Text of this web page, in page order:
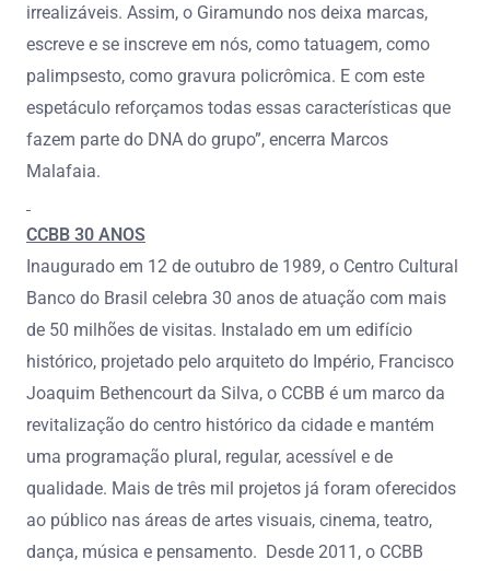
irrealizáveis. Assim, o Giramundo nos deixa marcas,
escreve e se inscreve em nós, como tatuagem, como
palimpsesto, como gravura policrômica. E com este
espetáculo reforçamos todas essas características que
fazem parte do DNA do grupo”, encerra Marcos
Malafaia.
CCBB 30 ANOS
Inaugurado em 12 de outubro de 1989, o Centro Cultural
Banco do Brasil celebra 30 anos de atuação com mais
de 50 milhões de visitas. Instalado em um edifício
histórico, projetado pelo arquiteto do Império, Francisco
Joaquim Bethencourt da Silva, o CCBB é um marco da
revitalização do centro histórico da cidade e mantém
uma programação plural, regular, acessível e de
qualidade. Mais de três mil projetos já foram oferecidos
ao público nas áreas de artes visuais, cinema, teatro,
dança, música e pensamento. Desde 2011, o CCBB